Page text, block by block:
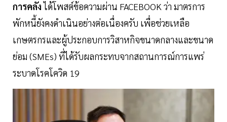
การคลังได้โพสต์ข้อความผ่าน FACEBOOK ว่า มาตรการ
พักหนี้ยังคงดำเนินอย่างต่อเนื่องครับ เพื่อช่วยเหลือ
เกษตรกรและผู้ประกอบการวิสาหกิจขนาดกลางและขนาด
ย่อม (SMEs) ที่ได้รับผลกระทบจากสถานการณ์การแพร่
ระบาดโรคโควิด 19